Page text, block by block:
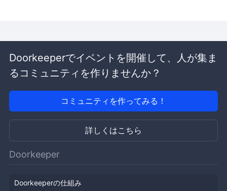
Doorkeeperでイベントを開催して、人が集ま
るコミュニティを作りませんか？
コミュニティを作ってみる！
詳しくはこちら
Doorkeeper
Doorkeeperの仕組み